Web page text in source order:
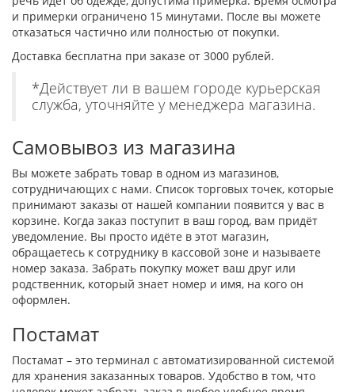
и примерки ограничено 15 минутами. После вы можете
отказаться частично или полностью от покупки.
Доставка бесплатна при заказе от 3000 рублей.
*Действует ли в вашем городе курьерская
служба, уточняйте у менеджера магазина.
Самовывоз из магазина
Вы можете забрать товар в одном из магазинов,
сотрудничающих с нами. Список торговых точек, которые
принимают заказы от нашей компании появится у вас в
корзине. Когда заказ поступит в ваш город, вам придёт
уведомление. Вы просто идёте в этот магазин,
обращаетесь к сотруднику в кассовой зоне и называете
номер заказа. Забрать покупку может ваш друг или
родственник, который знает номер и имя, на кого он
оформлен.
Постамат
Постамат – это терминал с автоматизированной системой
для хранения заказанных товаров. Удобство в том, что